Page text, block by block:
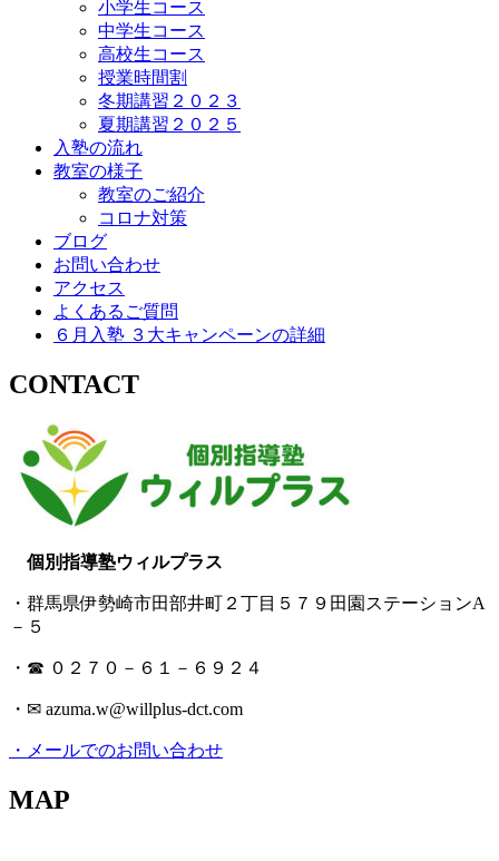
小学生コース
中学生コース
高校生コース
授業時間割
冬期講習２０２３
夏期講習２０２５
入塾の流れ
教室の様子
教室のご紹介
コロナ対策
ブログ
お問い合わせ
アクセス
よくあるご質問
６月入塾 ３大キャンペーンの詳細
CONTACT
個別指導塾ウィルプラス
・群馬県伊勢崎市田部井町２丁目５７９田園ステーションA
－５
・☎ ０２７０－６１－６９２４
・✉ azuma.w@willplus-dct.com
・メールでのお問い合わせ
MAP